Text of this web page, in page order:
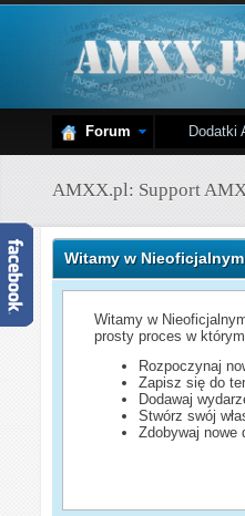
Forum Dodatki
AMXX.pl: Support
Witamy w
Witamy w
prosty proces w
Rozpoczynaj
Zapisz się do
Dodawaj
Stwórz swój
Zdobywaj nowe